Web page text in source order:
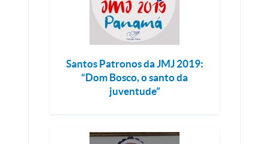
Santos Patronos da JMJ 2019:
“Dom Bosco, o santo da
juventude”